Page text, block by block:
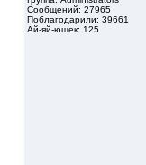
Сообщений: 27965
Поблагодарили: 39661
Ай-яй-юшек: 125